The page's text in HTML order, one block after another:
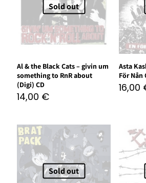
Sold out
Al & the Black Cats – givin um
something to RnR about
(Digi) CD
14,00 €
Asta
För Nån
16,00
Sold out